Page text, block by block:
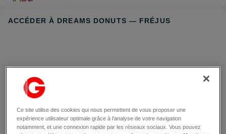
ACCÉDER À DREAMS DONUTS — FRÉJUS
Ce site utilise des cookies qui nous permettent de vous proposer une
expérience utilisateur optimale grâce à l’analyse de votre navigation
notamment, et une connexion rapide par les réseaux sociaux. Vous pouvez